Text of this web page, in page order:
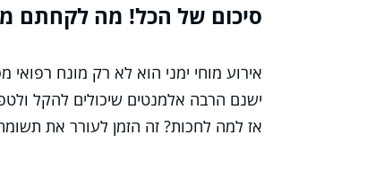
סיכום של הכל! מה לקחתם
אירוע מוחי ימני הוא לא רק מונח
ישנם הרבה אלמנטים שיכולים להקל
אז למה לחכות? זה הזמן לעורר את